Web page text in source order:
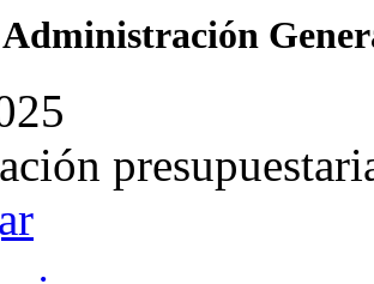
Administración